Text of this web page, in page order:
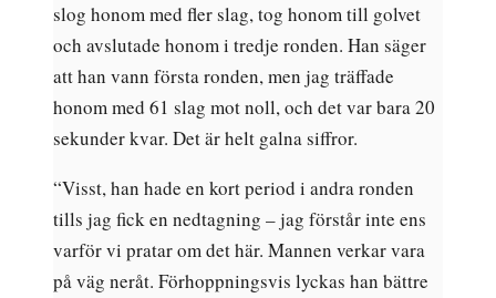
slog honom med fler slag, tog honom till golvet
och avslutade honom i tredje ronden. Han säger
att han vann första ronden, men jag träffade
honom med 61 slag mot noll, och det var bara 20
sekunder kvar. Det är helt galna siffror.
“Visst, han hade en kort period i andra ronden
tills jag fick en nedtagning – jag förstår inte ens
varför vi pratar om det här. Mannen verkar vara
på väg neråt. Förhoppningsvis lyckas han bättre